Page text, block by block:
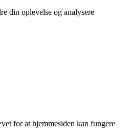
din oplevelse og analysere
for at hjemmesiden kan fungere